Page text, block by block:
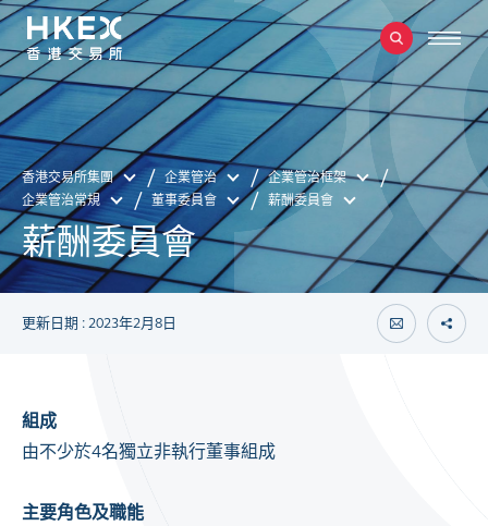
香港交易所集團 企業管治
企業管治框架
企業管治常規
董事委員會 薪酬委員會
薪酬委員會
更新日期 : 2023年2月8日
組成
由不少於4名獨立非執行董事組成
主要角色及職能